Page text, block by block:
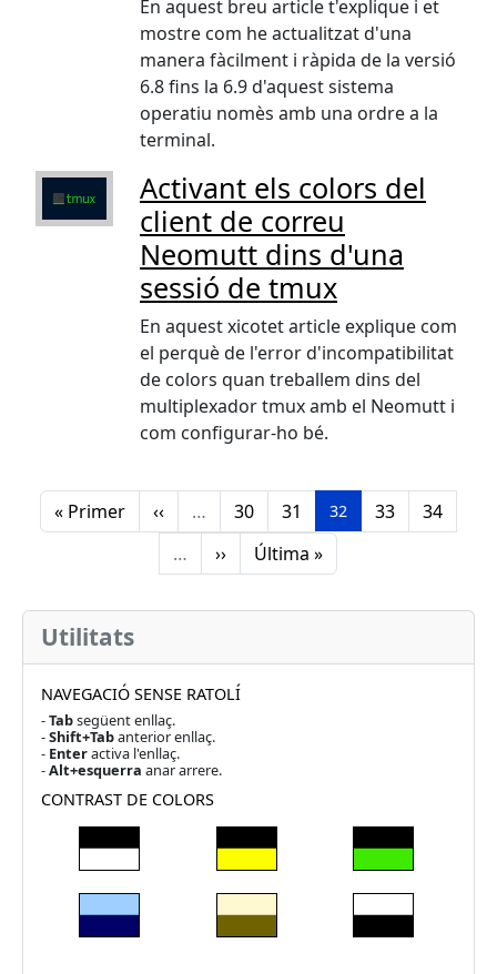
En aquest breu article t'explique i et
mostre com he actualitzat d'una
manera fàcilment i ràpida de la versió
6.8 fins la 6.9 d'aquest sistema
operatiu nomès amb una ordre a la
terminal.
Activant els colors del
client de correu
Neomutt dins d'una
sessió de tmux
En aquest xicotet article explique com
el perquè de l'error d'incompatibilitat
de colors quan treballem dins del
multiplexador tmux amb el Neomutt i
com configurar-ho bé.
Pagination
Primera pàgina
« Primer Pàgina anterior
‹‹ … Pàgina
30 Pàgina
31 Pàgina
32 Pàgina
33 Pàgina
34
…
Pàgina segent
›› Última pàgina
Última »
Utilitats
NAVEGACIÓ SENSE RATOLÍ
-Tabsegüent enllaç.
-Shift+Tabanterior enllaç.
- Enteractiva l'enllaç.
-Alt+esquerra anar arrere.
CONTRAST DE COLORS